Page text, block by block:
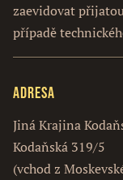
zaevidovat
případě
Adresa
Jiná Krajina
Kodaňská 319/5
(vchod z